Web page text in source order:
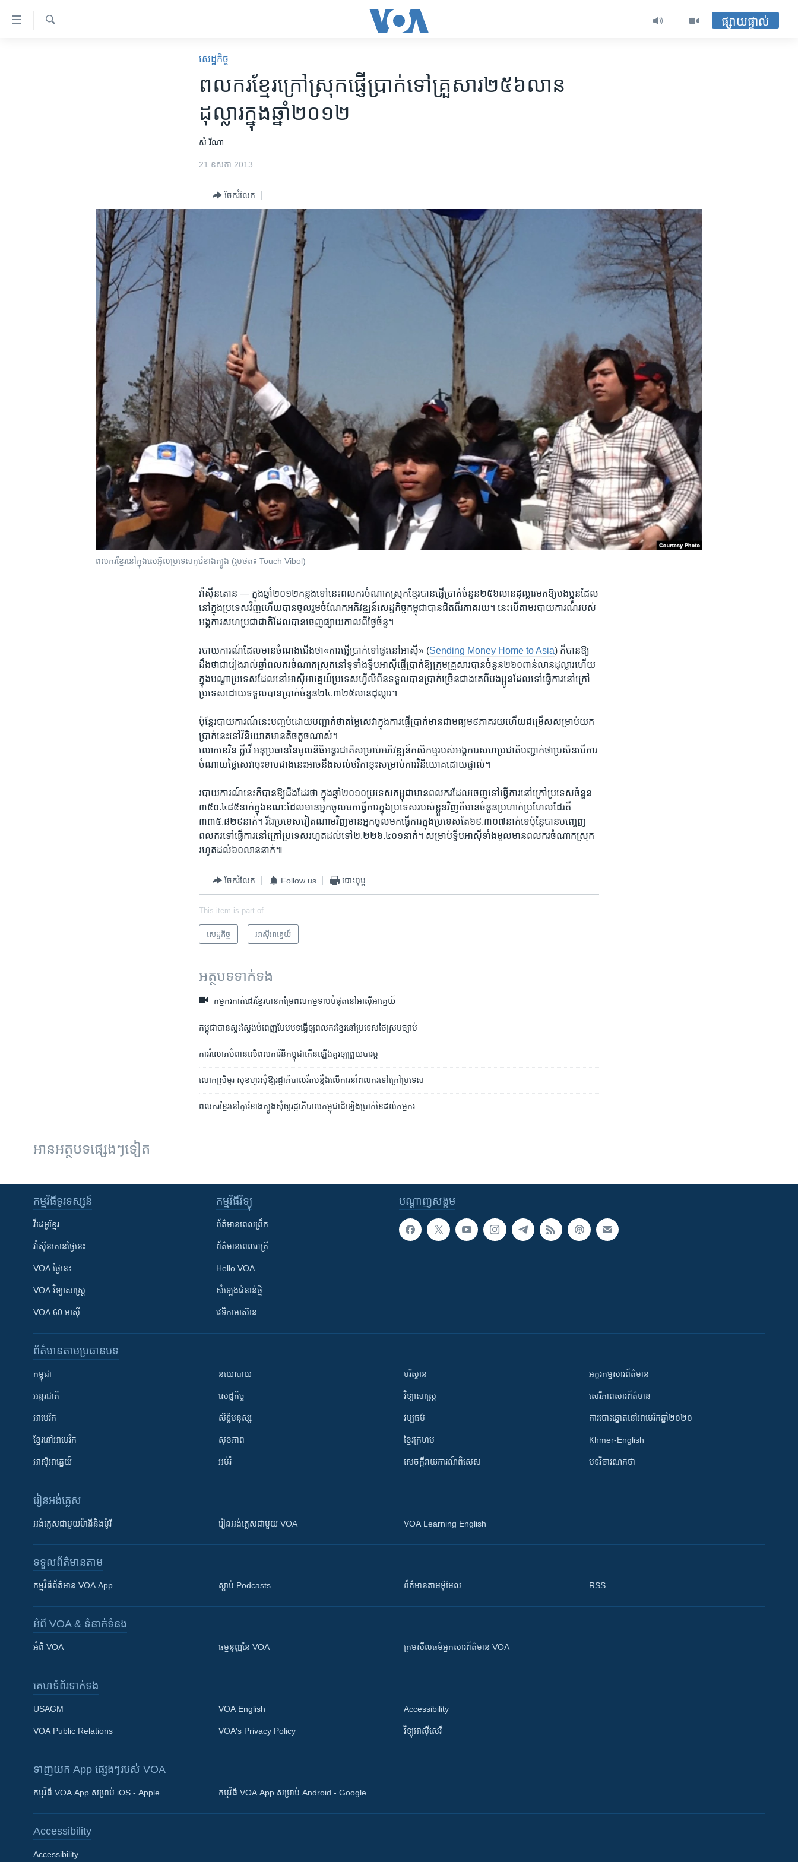
ទៅ​
Khmer English
ភាសា
ផ្សាយផ្ទាល់
សេដ្ឋកិច្ច
ពលករ​ខ្មែរ​ក្រៅ​ស្រុក​ផ្ញើ​ប្រាក់​ទៅ​គ្រួសារ​២៥៦​លាន​
ដុល្លារ​ក្នុង​ឆ្នាំ​២០១២
សំ រីណា
21 ឧសភា 2013
ចែករំលែក
ពលករ​ខ្មែរ​នៅ​ក្នុង​សេអ៊ូល​ប្រទេស​កូរ៉េ​ខាង​ត្បូង (រូបថត៖ Touch Vibol)
វ៉ាស៊ីនតោន — ក្នុង​ឆ្នាំ​២០១២​កន្លង​ទៅ​នេះ​ពលករ​ចំណាក​ស្រុក​ខ្មែរ​បាន​ផ្ញើ​ប្រាក់​ចំនួន​២៥៦លាន​ដុល្លារ​មក​ឱ្យ​បងប្អូន​ដែល​
នៅ​ក្នុង​ប្រទេស​វិញ​ហើយ​បាន​ចូលរួម​ចំណែក​អភិវឌ្ឍន៍​សេដ្ឋកិច្ច​កម្ពុជា​បាន​ជិត​ពីរ​ភាគរយ។ នេះ​បើ​តាម​របាយការណ៍​របស់​
អង្គការ​សហ​ប្រជាជាតិ​ដែល​បាន​ចេញ​ផ្សាយ​កាល​ពី​ថ្ងៃ​ច័ន្ទ។
របាយការណ៍​ដែល​មាន​ចំណង​ជើង​ថា​«ការ​ផ្ញើ​ប្រាក់​ទៅ​ផ្ទះ​នៅ​អាស៊ី» (Sending Money Home to Asia) ក៏​បាន​ឱ្យ​
ដឹង​ថា​ជារៀង​រាល់​ឆ្នាំ​ពលករ​ចំណាក​ស្រុក​នៅ​ទូទាំង​ទ្វីប​អាស៊ី​ផ្ញើ​ប្រាក់​ឱ្យ​ក្រុម​គ្រួសារ​បាន​ចំនួន​២៦០​ពាន់​លាន​ដុល្លារ​ហើយ​
ក្នុង​បណ្តា​ប្រទេស​ដែល​នៅ​អាស៊ី​អាគ្នេយ៍​ប្រទេស​ហ្វីលីពីន​ទទួល​បាន​ប្រាក់​ច្រើន​ជាង​គេ​ពី​បងប្អូន​ដែល​ទៅ​ធ្វើការ​នៅ​ក្រៅ​
ប្រទេស​ដោយ​ទទួល​បាន​ប្រាក់​ចំនួន​២៤.៣២៥​លាន​ដុល្លារ។
ប៉ុន្តែ​របាយការណ៍​នេះ​បញ្ចប់​ដោយ​បញ្ជាក់​ថា​តម្លៃ​សេវា​ក្នុង​ការ​ផ្ញើ​ប្រាក់​មាន​ជា​មធ្យម​៩​ភាគរយ​ហើយ​ជម្រើស​សម្រាប់​យក​
ប្រាក់​នេះ​ទៅ​វិនិយោគ​មាន​តិចតួច​ណាស់។
លោកខេវិន គ្លីវើ ​អនុប្រធាន​នៃ​មូលនិធិ​អន្តរជាតិ​សម្រាប់​អភិវឌ្ឍន៍​កសិកម្ម​របស់​អង្គការ​សហប្រជាតិបញ្ជាក់​ថា​ប្រសិនបើ​ការ
ចំណាយ​ថ្លៃ​សេវា​ចុះទាប​ជាង​នេះ​អាច​នឹង​សល់​ថវិកា​ខ្លះ​សម្រាប់​ការ​វិនិយោគ​ដោយ​ផ្ទាល់។
របាយការណ៍​នេះក៏​បាន​ឱ្យ​ដឹង​ដែរ​ថា ​ក្នុង​ឆ្នាំ​២០១០ប្រទេស​កម្ពុជា​មាន​ពលករ​ដែល​ចេញ​ទៅ​ធ្វើការ​នៅ​ក្រៅ​ប្រទេស​ចំនួន​
៣៥០.៤៨៥​នាក់​ក្នុង​ខណៈ​ដែល​មានអ្នក​ចូល​មក​ធ្វើ​ការ​ក្នុង​ប្រទេស​របស់​ខ្លួន​វិញ​គឺ​មាន​ចំនួន​ប្រហាក់​ប្រហែល​ដែរ​គឺ​
៣៣៥.៨២៩​នាក់។​ រី​ឯ​ប្រទេស​វៀតណាម​វិញ​មាន​អ្នក​ចូល​មក​ធ្វើការ​ក្នុង​ប្រទេស​តែ​៦៩.៣០៧​នាក់​ទេ​ប៉ុន្តែ​បាន​បញ្ចេញ​
ពលករ​ទៅ​ធ្វើការ​នៅ​ក្រៅ​ប្រទេស​រហូត​ដល់​ទៅ​២.២២៦.៤០១​នាក់។ សម្រាប់​ទ្វីប​អាស៊ី​ទាំងមូល​មាន​ពលករ​ចំណាក​ស្រុក​
រហូត​ដល់​៦០​លាន​នាក់៕
ចែករំលែក Follow us បោះពុម្ព
This item is part of
សេដ្ឋកិច្ច អាស៊ី​អាគ្នេយ៍
អត្ថបទ​ទាក់ទង
កម្មករ​កាត់ដេរ​ខ្មែរ​​បាន​កម្រៃ​ពលកម្ម​ទាប​បំផុត​នៅ​អាស៊ី​អាគ្នេយ៍
កម្ពុជា​បាន​ស្វះសែ្វង​បំពេញ​បែបបទ​ធ្វើ​ឲ្យ​ពលករ​ខែ្មរ​នៅ​ប្រទេស​ថៃ​ស្រប​ច្បាប់
ការ​រំលោភ​បំពាន​លើ​ពលការិនី​កម្ពុជា​កើន​ឡើង​គួរឲ្យ​ព្រួយ​បារម្ភ
លោកស្រី​មូរ​ សុខហួរ​សុំ​ឱ្យ​រដ្ឋាភិបាល​រឹតបន្តឹង​លើ​ការនាំ​ពលករ​ទៅក្រៅ​ប្រទេស
ពលករ​ខ្មែរនៅ​កូរ៉េ​ខាងត្បូង​សុំឲ្យ​រដ្ឋាភិបាល​កម្ពុជា​ដំឡើង​ប្រាក់ខែ​ដល់​កម្មករ​
អានអត្ថបទផ្សេងៗទៀត
បណ្តាញ​សង្គម
កម្មវិធី​ទូរទស្សន៍
វីដេអូ​ខ្មែរ
វ៉ាស៊ីនតោន​ថ្ងៃ​នេះ
VOA ថ្ងៃនេះ
VOA ​វិទ្យាសាស្ត្រ
VOA 60 អាស៊ី
កម្មវិធី​វិទ្យុ
ព័ត៌មាន​ពេល​ព្រឹក
ព័ត៌មាន​​ពេល​រាត្រី
Hello VOA
សំឡេង​ជំនាន់​ថ្មី
វេទិកា​អាស៊ាន
ព័ត៌មាន​តាមប្រធានបទ​
កម្ពុជា
អន្តរជាតិ
អាមេរិក
ខ្មែរ​នៅអាមេរិក
អាស៊ីអាគ្នេយ៍
នយោបាយ
សេដ្ឋកិច្ច
សិទ្ធិមនុស្ស
សុខភាព
អប់រំ
បរិស្ថាន
វិទ្យាសាស្រ្ត
វប្បធម៌
ខ្មែរក្រហម
សេចក្តីរាយការណ៍ពិសេស
អក្ខរកម្មសារព័ត៌មាន
សេរីភាពសារព័ត៌មាន
ការបោះឆ្នោតនៅអាមេរិកឆ្នាំ២០២០
Khmer-English
បទវិចារណកថា
រៀន​​អង់គ្លេស
អង់គ្លេស​ជាមួយ​ម៉ានី​និង​ម៉ូរី រៀន​​​​​​អង់គ្លេស​​ជាមួយ VOA VOA Learning English
ទទួល​ព័ត៌មាន​តាម
កម្មវិធី​ព័ត៌មាន VOA App ស្តាប់ Podcasts ព័ត៌មាន​តាម​អ៊ីមែល RSS
អំពី​ VOA & ទំនាក់ទំនង
អំពី​ VOA ធម្មនុញ្ញ​នៃ VOA ក្រម​​​សីលធម៌​​​អ្នក​​​សារព័ត៌មាន VOA
គេហទំព័រ​​ទាក់ទង
USAGM
VOA Public Relations
VOA English
VOA's Privacy Policy
Accessibility
វិទ្យុ​អាស៊ី​សេរី
ទាញយក​ App ផ្សេងៗ​របស់​ VOA
កម្មវិធី​ VOA App សម្រាប់ iOS - Apple កម្មវិធី​ VOA App សម្រាប់ Android - Google
Accessibility
Accessibility